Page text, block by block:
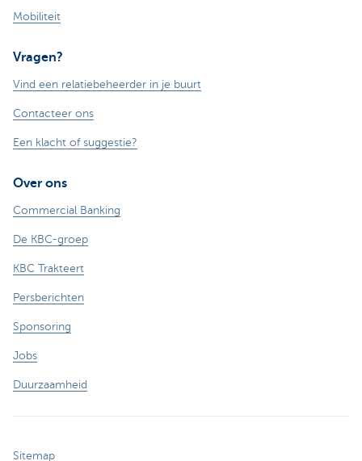
Mobiliteit
Vragen?
Vind een relatiebeheerder in je buurt
Contacteer ons
Een klacht of suggestie?
Over ons
Commercial Banking
De KBC-groep
KBC Trakteert
Persberichten
Sponsoring
Jobs
Duurzaamheid
Sitemap